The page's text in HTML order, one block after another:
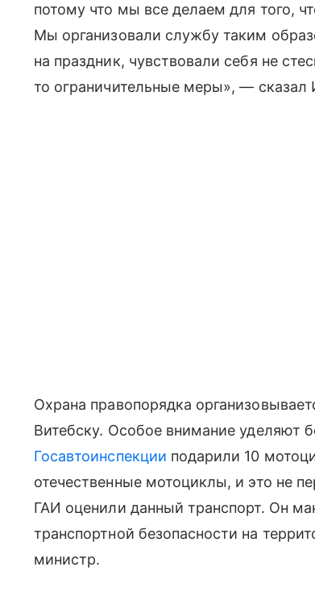
потому что мы все делаем для того,
Мы организовали службу таким
на праздник, чувствовали себя не
то ограничительные меры», — сказал
Охрана правопорядка
Витебску. Особое внимание уделяют
Госавтоинспекции подарили 10
отечественные мотоциклы, и это не
ГАИ оценили данный транспорт. Он
транспортной безопасности на
министр.